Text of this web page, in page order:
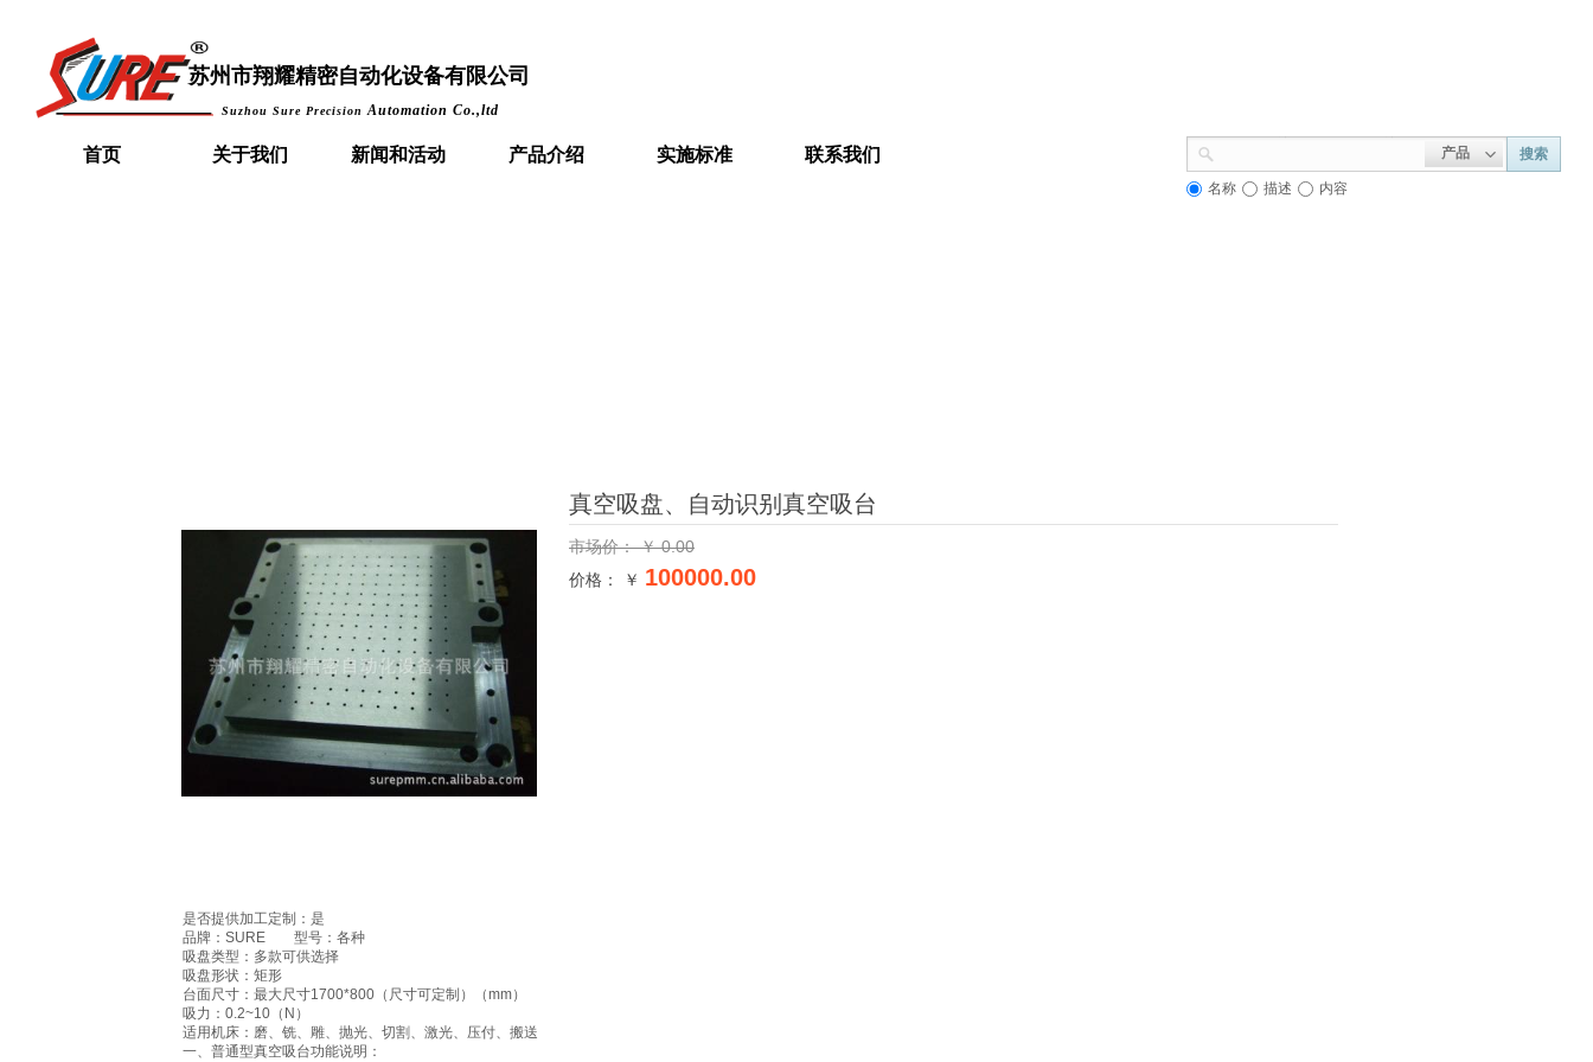
苏州市翔耀精密自动化设备有限公司
Suzhou Sure Precision Automation Co.,ltd
首页 关于我们 新闻和活动 产品介绍 实施标准 联系我们 产品 搜索
名称 描述 内容
真空吸盘、自动识别真空吸台
市场价：￥0.00
价格： ￥ 100000.00
是否提供加工定制：是
品牌：SURE 型号：各种
吸盘类型：多款可供选择
吸盘形状：矩形
台面尺寸：最大尺寸1700*800（尺寸可定制）（mm）
吸力：0.2~10（N）
适用机床：磨、铣、雕、抛光、切割、激光、压付、搬送
一、 普通型真空吸台功能说明：